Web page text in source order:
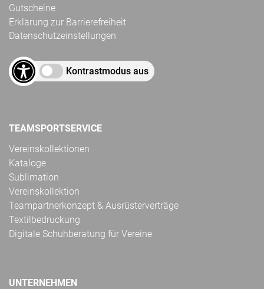
Gutscheine
Erklärung zur Barrierefreiheit
Datenschutzeinstellungen
Kontrastmodus aus
TEAMSPORTSERVICE
Vereinskollektionen
Kataloge
Sublimation
Vereinskollektion
Teampartnerkonzept & Ausrüsterverträge
Textilbedruckung
Digitale Schuhberatung für Vereine
UNTERNEHMEN